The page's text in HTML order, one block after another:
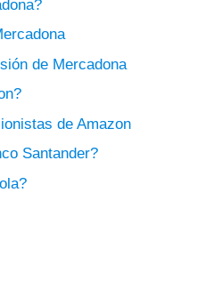
de Mercadona
de Amazon
Santander?